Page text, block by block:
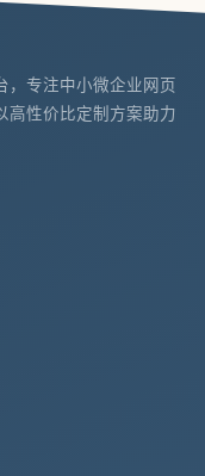
，专注中小微企业网页
高性价比定制方案助力